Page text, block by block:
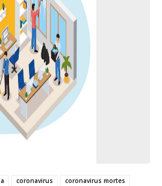
coronavirus coronavirus mortes